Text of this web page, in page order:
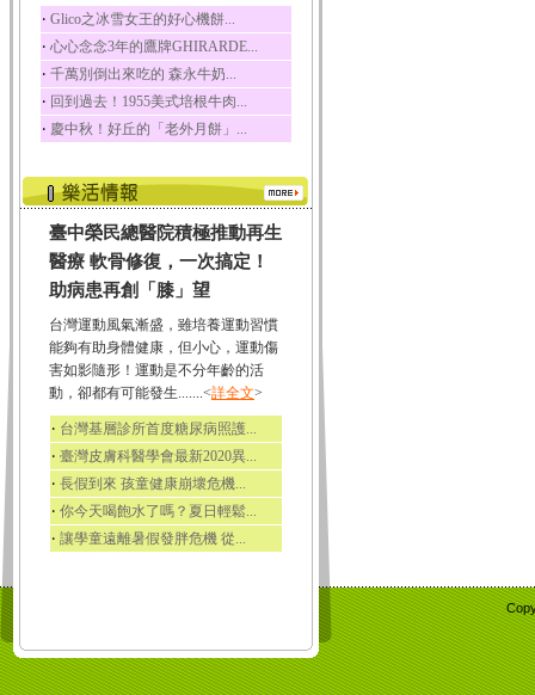
五味子
五味子性質溫熱所含營
養成分有揮發油、檸...
草魚
草魚含有維生素A、維生
素C、及豐富的蛋白...
‧ Glico之冰雪女王的好心機餅...
‧ 心心念念3年的鷹牌GHIRARDE...
‧ 千萬別倒出來吃的 森永牛奶...
‧ 回到過去！1955美式培根牛肉...
‧ 慶中秋！好丘的「老外月餅」...
臺中榮民總醫院積極推動再生
醫療 軟骨修復，一次搞定！
助病患再創「膝」望
台灣運動風氣漸盛，雖培養運動習慣
能夠有助身體健康，但小心，運動傷
害如影隨形！運動是不分年齡的活
動，卻都有可能發生.......<詳全文>
‧ 台灣基層診所首度糖尿病照護...
‧ 臺灣皮膚科醫學會最新2020異...
‧ 長假到來 孩童健康崩壞危機...
‧ 你今天喝飽水了嗎？夏日輕鬆...
‧ 讓學童遠離暑假發胖危機 從...